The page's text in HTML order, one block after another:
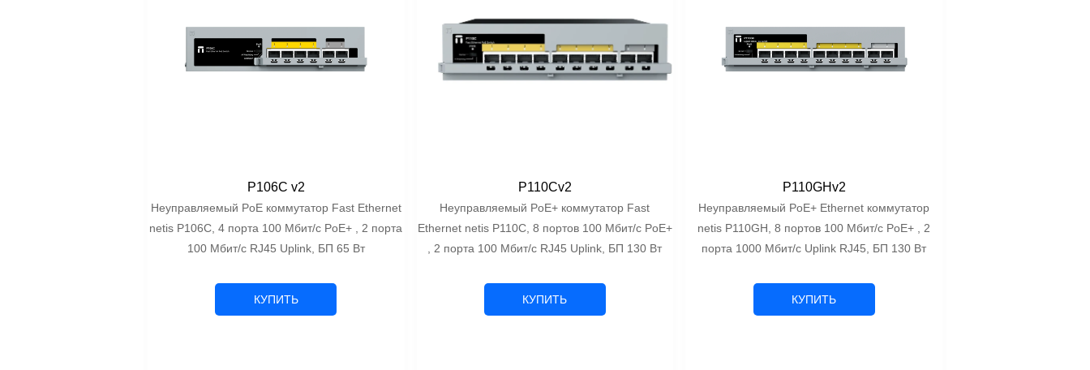
P106C v2
Неуправляемый PoE коммутатор Fast Ethernet
netis P106C, 4 порта 100 Мбит/с PoE+ , 2 порта
100 Мбит/с RJ45 Uplink, БП 65 Вт
КУПИТЬ
P110Cv2
Неуправляемый PoE+ коммутатор Fast
Ethernet netis P110C, 8 портов 100 Мбит/с PoE+
, 2 порта 100 Мбит/с RJ45 Uplink, БП 130 Вт
КУПИТЬ
P110GHv2
Неуправляемый PoE+ Ethernet коммутатор
netis P110GH, 8 портов 100 Мбит/с PoE+ , 2
порта 1000 Мбит/с Uplink RJ45, БП 130 Вт
КУПИТЬ